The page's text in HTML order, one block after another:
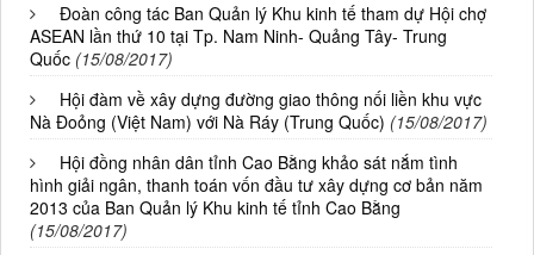
Đoàn công tác Ban Quản lý Khu kinh tế tham dự Hội chợ
ASEAN lần thứ 10 tại Tp. Nam Ninh- Quảng Tây- Trung
Quốc (15/08/2017)
Hội đàm về xây dựng đường giao thông nối liền khu vực
Nà Đoỏng (Việt Nam) với Nà Ráy (Trung Quốc) (15/08/2017)
Hội đồng nhân dân tỉnh Cao Bằng khảo sát nắm tình
hình giải ngân, thanh toán vốn đầu tư xây dựng cơ bản năm
2013 của Ban Quản lý Khu kinh tế tỉnh Cao Bằng
(15/08/2017)